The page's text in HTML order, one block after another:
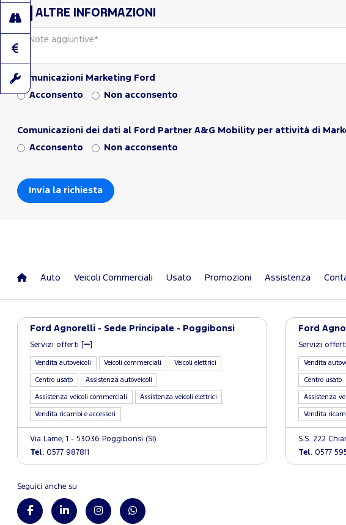
ALTRE INFORMAZIONI
Comunicazioni Marketing Ford
Acconsento Non acconsento
Comunicazioni dei dati al Ford Partner A&G Mobility per attività di
Acconsento Non acconsento
Auto Veicoli Commerciali Usato Promozioni Assistenza
Ford Agnorelli - Sede Principale - Poggibonsi
Servizi offerti [
Vendita autoveicoli Veicoli commerciali Veicoli elettrici
Centro usato Assistenza autoveicoli
Assistenza veicoli commerciali Assistenza veicoli elettrici
Vendita ricambi e accessori
Via Lame, 1 - 53036 Poggibonsi (SI)
Tel. 0577 987811
Ford
Servizi
Vendita
Centro usato
Assistenza
Vendita
S.S. 222
Tel. 0577
Seguici anche su